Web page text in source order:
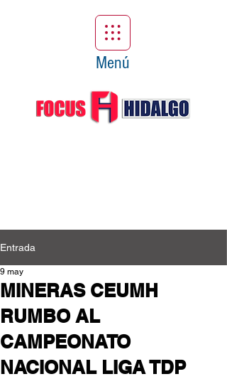
Menú
Entrada
MINERAS CEUMH
RUMBO AL
CAMPEONATO
NACIONAL LIGA TDP
9 may